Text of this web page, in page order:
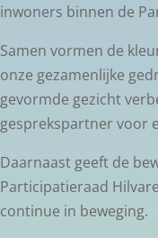
inwoners binnen de
Samen vormen de
onze gezamenlijke
gevormde gezicht
gesprekspartner voor
Daarnaast geeft de
Participatieraad
continue in beweging.